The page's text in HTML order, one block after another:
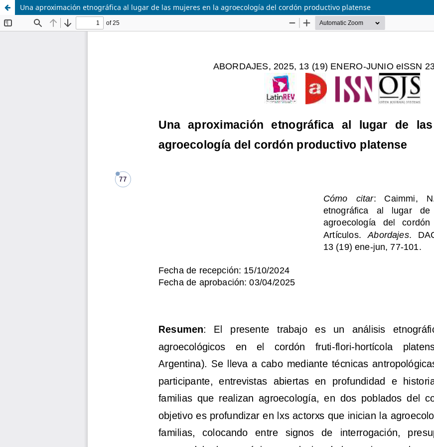
Una aproximación etnográfica al lugar de las mujeres en la agroecología del cordón productivo platense